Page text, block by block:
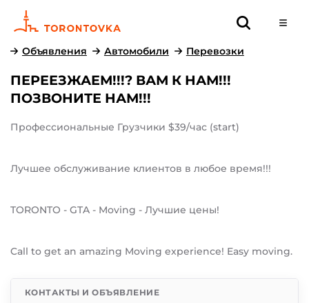
Объявления Автомобили Перевозки
ПЕРЕЕЗЖАЕМ!!!? ВАМ К НАМ!!!
ПОЗВОНИТЕ НАМ!!!
Профессиональные Грузчики $39/час (start)
Лучшее обслуживание клиентов в любое время!!!
TORONTO - GTA - Moving - Лучшие цены!
Call to get an amazing Moving experience! Easy moving.
КОНТАКТЫ И ОБЪЯВЛЕНИЕ